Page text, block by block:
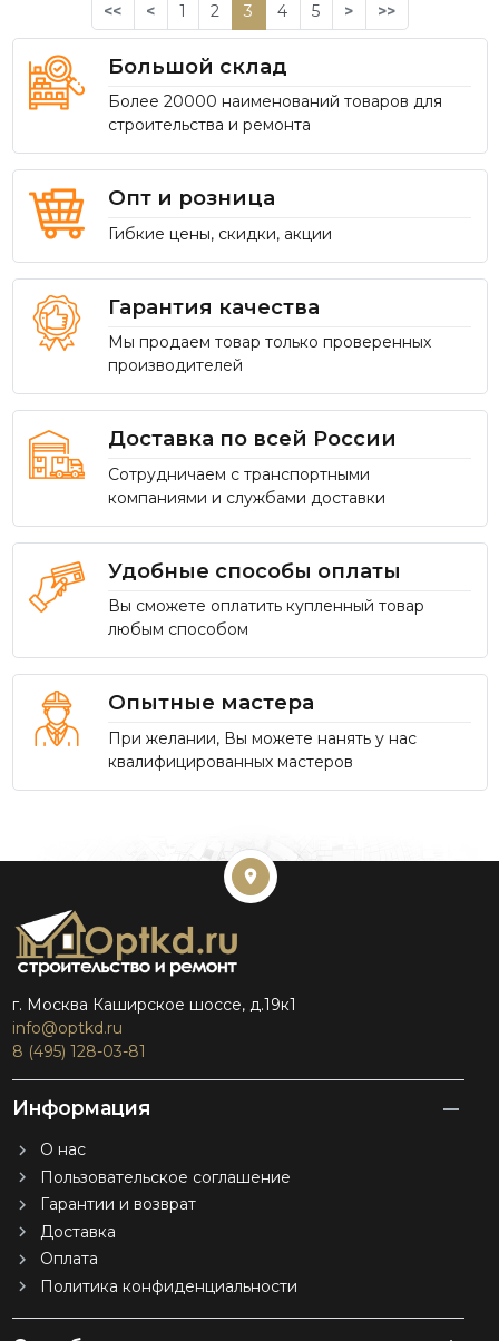
<<
< 1 2 3 4 5 > >>
Большой склад
Более 20000 наименований товаров для
строительства и ремонта
Опт и розница
Гибкие цены, скидки, акции
Гарантия качества
Мы продаем товар только проверенных
производителей
Доставка по всей России
Сотрудничаем с транспортными
компаниями и службами доставки
Удобные способы оплаты
Вы сможете оплатить купленный товар
любым способом
Опытные мастера
При желании, Вы можете нанять у нас
квалифицированных мастеров
г. Москва Каширское шоссе, д.19к1
info@optkd.ru
8 (495) 128-03-81
Информация
О нас
Пользовательское соглашение
Гарантии и возврат
Доставка
Оплата
Политика конфиденциальности